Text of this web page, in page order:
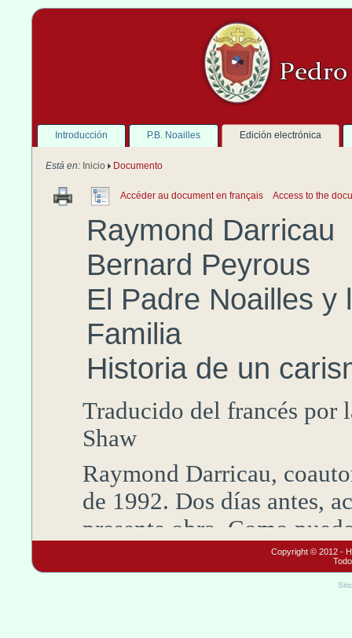
Introducción P.B. Noailles Edición electrónica
Está en: Inicio Documento
Accéder au document en français Access to the
Raymond Darricau
Bernard Peyrous
El Padre Noailles y
Familia
Historia de un
Traducido del francés por
Shaw
Raymond Darricau,
de 1992. Dos días antes,
presente obra. Como
y la
será su último trabajo
Copyright © 2012 -